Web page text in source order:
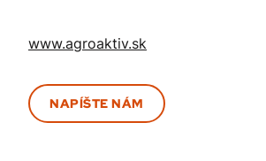
www.agroaktiv.sk
NAPÍŠTE NÁM